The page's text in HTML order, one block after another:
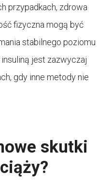
przypadkach, zdrowa
fizyczna mogą być
stabilnego poziomu
jest zazwyczaj
gdy inne metody nie
skutki